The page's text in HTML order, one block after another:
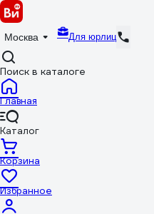
Москва Для юрлиц
Поиск в каталоге
Главная
Каталог
Корзина
Избранное